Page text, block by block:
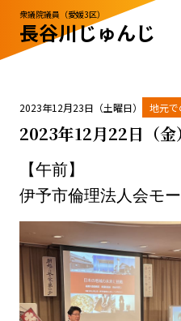
衆議院議員（愛媛3区）
長谷川じゅんじ
TOPプロフィール活動・実績
政治姿勢お知らせ
お知らせ
お問い合わせ
2023年12月23日（土曜日） 地元
2023年12月22日（金
【午前】
伊予市倫理法人会モ